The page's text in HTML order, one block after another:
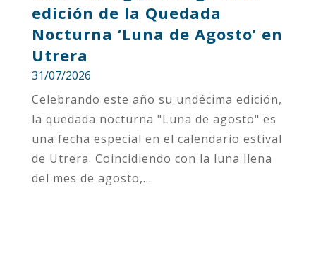
edición de la Quedada
Nocturna ‘Luna de Agosto’ en
Utrera
31/07/2026
Celebrando este año su undécima edición,
la quedada nocturna "Luna de agosto" es
una fecha especial en el calendario estival
de Utrera. Coincidiendo con la luna llena
del mes de agosto,...